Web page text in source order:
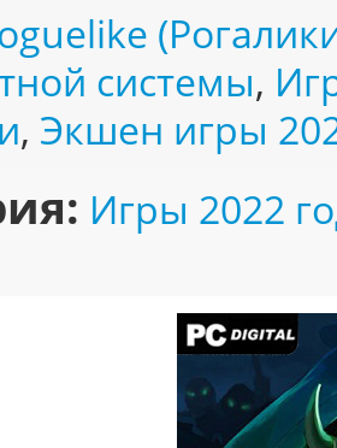
системы,
, Экшен игры
Игры 2022